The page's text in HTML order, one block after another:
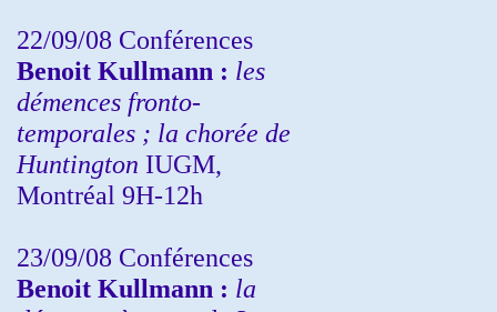
22/09/08 Conférences
Benoit Kullmann : les
démences fronto-
temporales ; la chorée de
Huntington IUGM,
Montréal 9H-12h
23/09/08 Conférences
Benoit Kullmann : la